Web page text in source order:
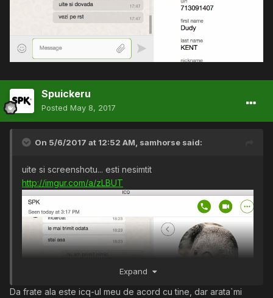
Spuickeru
Posted May 8, 2017
On 5/6/2017 at 12:52 AM, samhorse said:
uite si screenshotu... esti nesimtit
http://imgur.com/a/zLBUT
Expand
Da frate ala este icq-ul meu de acord cu tine, dar arata`mi